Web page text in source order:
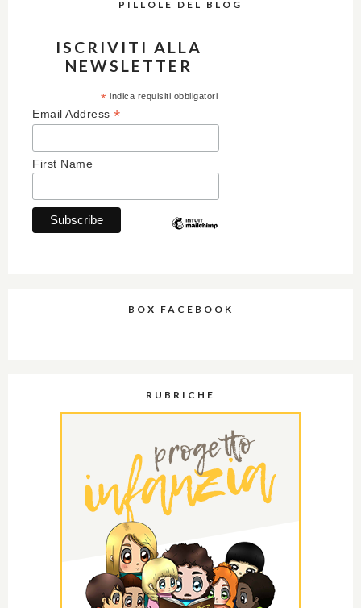
PILLOLE DEL BLOG
ISCRIVITI ALLA
NEWSLETTER
* indica requisiti obbligatori
Email Address *
First Name
BOX FACEBOOK
RUBRICHE